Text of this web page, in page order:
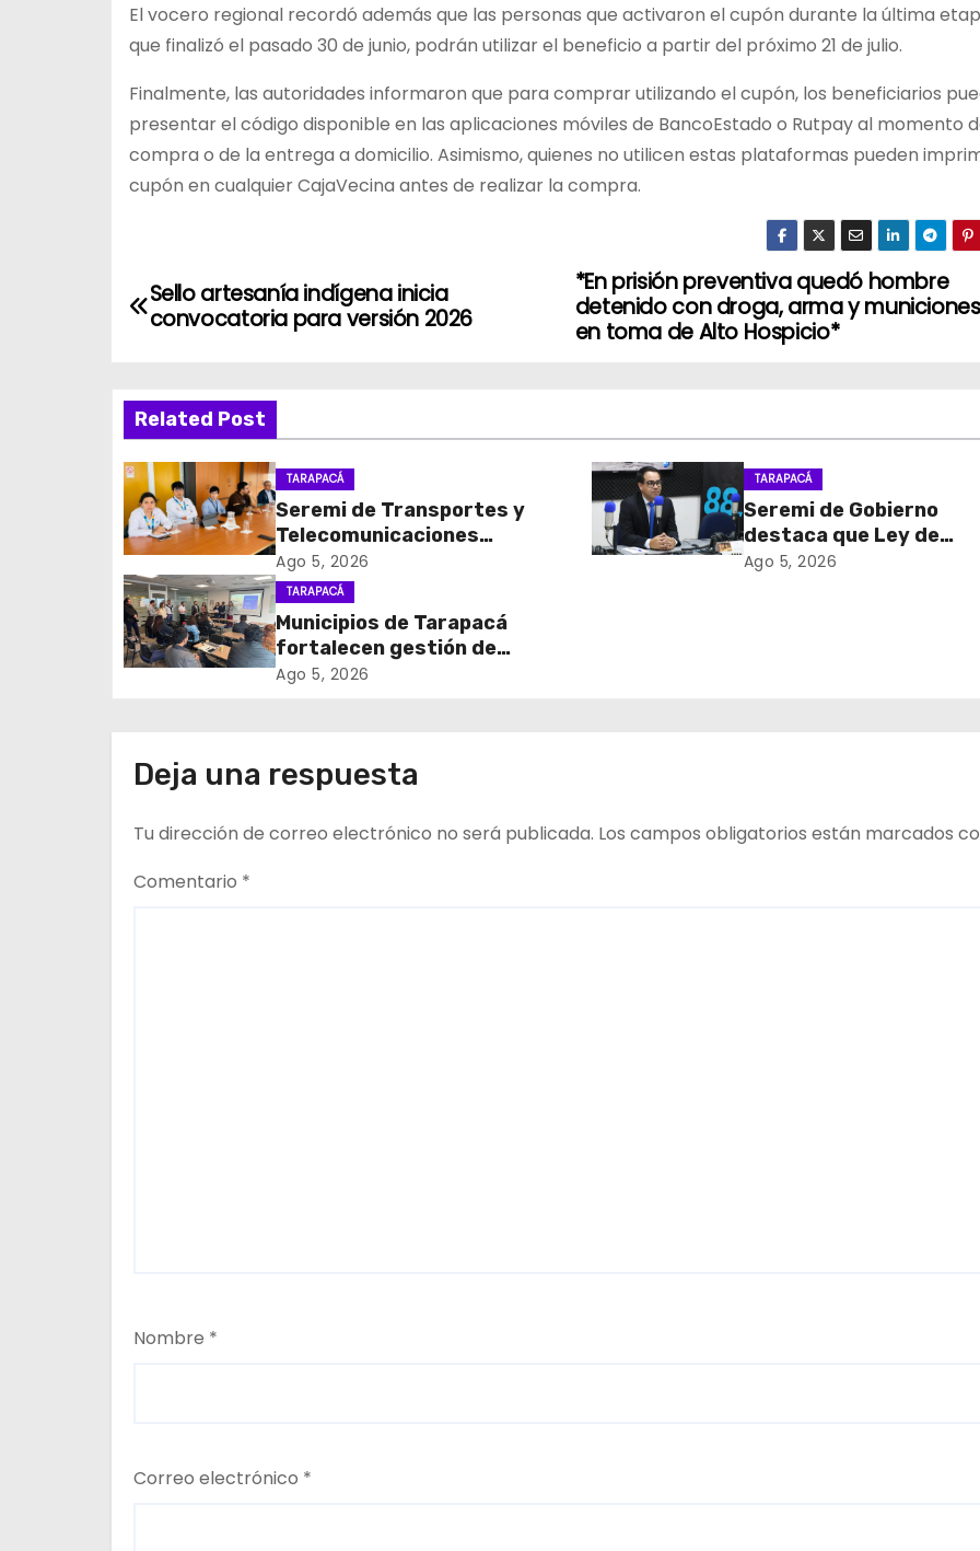
El vocero regional recordó además que las personas que activaron el cupón durante la última
que finalizó el pasado 30 de junio, podrán utilizar el beneficio a partir del próximo 21 de julio.
Finalmente, las autoridades informaron que para comprar utilizando el cupón, los beneficiarios
presentar el código disponible en las aplicaciones móviles de BancoEstado o Rutpay al momento
compra o de la entrega a domicilio. Asimismo, quienes no utilicen estas plataformas pueden
cupón en cualquier CajaVecina antes de realizar la compra.
N
e
g
a
c
i
ó
e
e
n
*En prisión preventiva quedó hombre
detenido con droga, arma y municiones
en toma de Alto Hospicio*
Sello artesanía indígena inicia
convocatoria para versión 2026
Related Post
TARAPACÁ
Seremi de Transportes y
Telecomunicaciones
encabezó primera mesa de
coordinación para el retiro
de cables en desuso en
Iquique
Ago 5, 2026
TARAPACÁ
Seremi de Gobierno
destaca que Ley de
Reconstrucción Nacional
Ago 5, 2026
TARAPACÁ
Municipios de Tarapacá
fortalecen gestión de
subsidios de agua potable
Ago 5, 2026
Deja una respuesta
Tu dirección de correo electrónico no será publicada. Los campos obligatorios están marcados
Comentario *
Nombre *
Correo electrónico *